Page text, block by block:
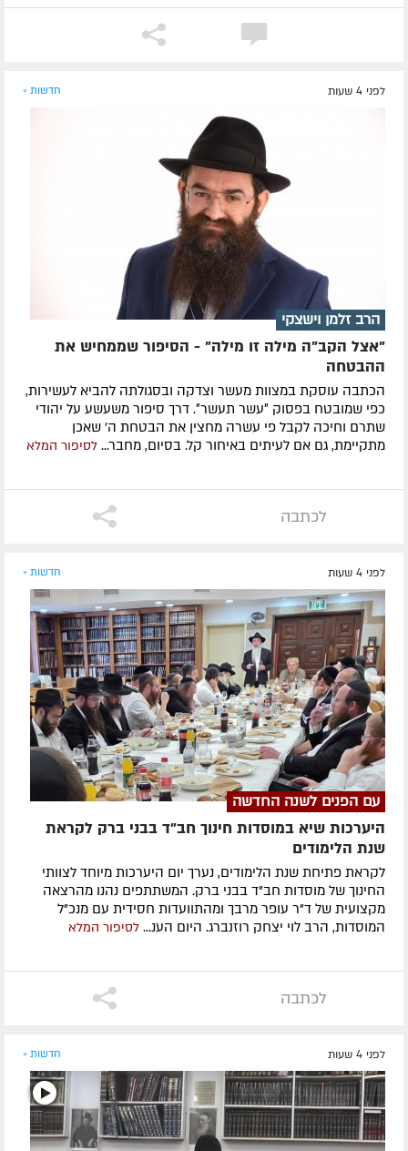
לפני 4 שעות חדשות »
הרב זלמן וישצקי
"אצל הקב"ה מילה זו מילה" - הסיפור שממחיש את
ההבטחה
הכתבה עוסקת במצוות מעשר וצדקה ובסגולתה להביא לעשירות,
כפי שמובטח בפסוק ״עשר תעשר״. דרך סיפור משעשע על יהודי
שתרם וחיכה לקבל פי עשרה מחצין את הבטחת ה' שאכן
מתקיימת, גם אם לעיתים באיחור קל. בסיום, מחבר... לסיפור המלא
לכתבה
לפני 4 שעות חדשות »
עם הפנים לשנה החדשה
היערכות שיא במוסדות חינוך חב"ד בבני ברק לקראת
שנת הלימודים
לקראת פתיחת שנת הלימודים, נערך יום היערכות מיוחד לצוותי
החינוך של מוסדות חב"ד בבני ברק. המשתתפים נהנו מהרצאה
מקצועית של ד"ר עופר מרבך ומהתוועדות חסידית עם מנכ"ל
המוסדות, הרב לוי יצחק רוזנברג. היום הענ... לסיפור המלא
לכתבה
לפני 4 שעות חדשות »